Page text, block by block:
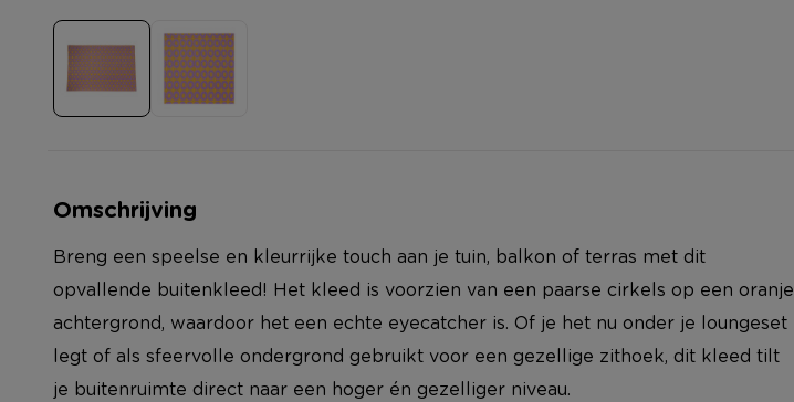
Omschrijving
Breng een speelse en kleurrijke touch aan je tuin, balkon of terras met dit
opvallende buitenkleed! Het kleed is voorzien van een paarse cirkels op een oranje
achtergrond, waardoor het een echte eyecatcher is. Of je het nu onder je loungeset
legt of als sfeervolle ondergrond gebruikt voor een gezellige zithoek, dit kleed tilt
je buitenruimte direct naar een hoger én gezelliger niveau.